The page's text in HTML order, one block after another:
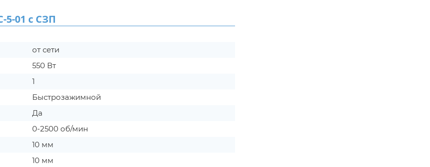
01 с СЗП
от сети
550 Вт
1
Быстрозажимной
Да
0-2500 об/мин
10 мм
10 мм